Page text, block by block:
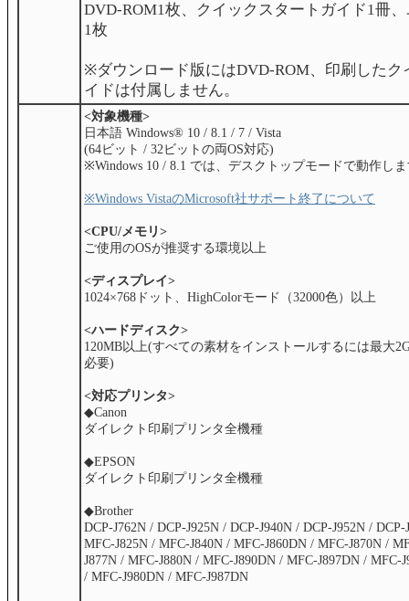
DVD-ROM1枚、クイックスタートガイド1冊
1枚
※ダウンロード版にはDVD-ROM、印刷したク
イドは付属しません。
<対象機種>
日本語 Windows® 10 / 8.1 / 7 / Vista
(64ビット / 32ビットの両OS対応)
※Windows 10 / 8.1 では、デスクトップモードで動作し
※Windows VistaのMicrosoft社サポート終了について
<CPU/メモリ>
ご使用のOSが推奨する環境以上
<ディスプレイ>
1024×768ドット、HighColorモード（32000色）以上
<ハードディスク>
120MB以上(すべての素材をインストールするには最大
必要)
<対応プリンタ>
◆Canon
ダイレクト印刷プリンタ全機種
◆EPSON
ダイレクト印刷プリンタ全機種
◆Brother
DCP-J762N / DCP-J925N / DCP-J940N / DCP-J952N /
MFC-J825N / MFC-J840N / MFC-J860DN / MFC-J870N /
J877N / MFC-J880N / MFC-J890DN / MFC-J897DN / MFC-
/ MFC-J980DN / MFC-J987DN